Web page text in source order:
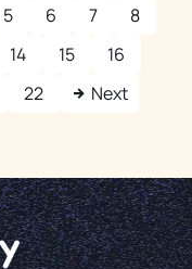
5 6 7
8
14 15
16
22 Next